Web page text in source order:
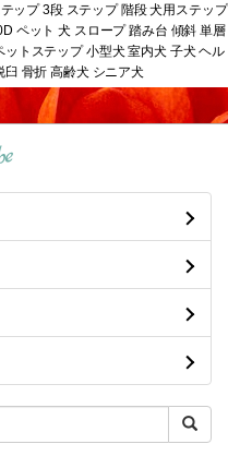
ップ 3段 ステップ 階段 犬用ステップ
ペット 犬 スロープ 踏み台 傾斜 単層
トステップ 小型犬 室内犬 子犬 ヘル
臼 骨折 高齢犬 シニア犬